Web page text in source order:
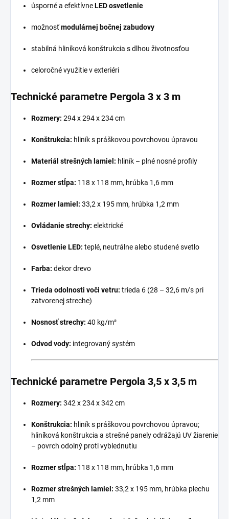
úsporné a efektívneLED osvetlenie
možnosťmodulárnej bočnej zabudovy
stabilná hliníková konštrukcia s dlhou životnosťou
celoročné využitie v exteriéri
Technické parametre Pergola 3 x 3 m
Rozmery: 294 x 294 x 234 cm
Konštrukcia: hliník s práškovou povrchovou úpravou
Materiál strešných lamiel: hliník – plné nosné profily
Rozmer stĺpa: 118 x 118 mm, hrúbka 1,6 mm
Rozmer lamiel: 33,2 x 195 mm, hrúbka 1,2 mm
Ovládanie strechy: elektrické
Osvetlenie LED: teplé, neutrálne alebo studené svetlo
Farba: dekor drevo
Trieda odolnosti voči vetru: trieda 6 (28 – 32,6 m/s pri
zatvorenej streche)
Nosnosť strechy: 40 kg/m²
Odvod vody: integrovaný systém
Technické parametre Pergola 3,5 x 3,5 m
Rozmery: 342 x 234 x 342 cm
Konštrukcia: hliník s práškovou povrchovou úpravou;
hliníková konštrukcia a strešné panely odrážajú UV žiarenie
– povrch odolný proti vyblednutiu
Rozmer stĺpa: 118 x 118 mm, hrúbka 1,6 mm
Rozmer strešných lamiel: 33,2 x 195 mm, hrúbka plechu
1,2 mm